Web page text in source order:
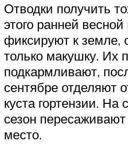
Отводки получить
этого ранней
фиксируют к земле,
только макушку. Их
подкармливают,
сентябре отделяют
куста гортензии.
сезон
место.